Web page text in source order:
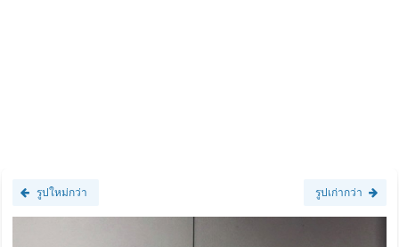
รูปใหม่กว่า รูปเก่ากว่า